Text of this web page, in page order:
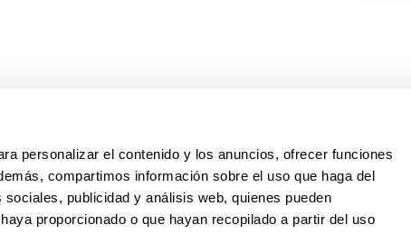
personalizar el contenido y los anuncios, ofrecer funciones
compartimos información sobre el uso que haga del
publicidad y análisis web, quienes pueden
proporcionado o que hayan recopilado a partir del uso